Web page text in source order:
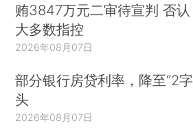
贿3847万元二审待宣判 否认
大多数指控
2026年08月07日
部分银行房贷利率，降至“2字
头
2026年08月07日